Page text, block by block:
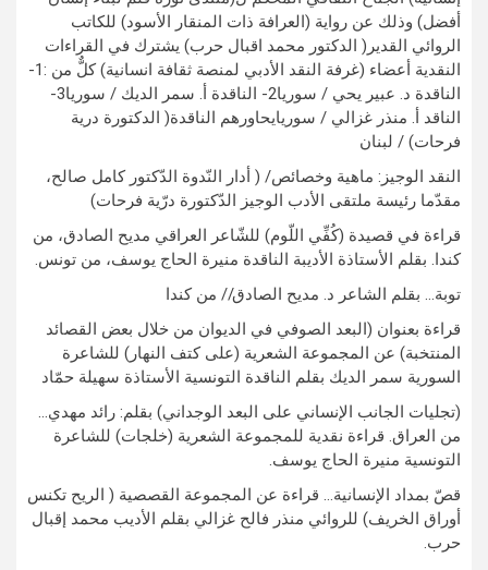
أفضل) وذلك عن رواية (العرافة ذات المنقار الأسود) للكاتب
الروائي القدير( الدكتور محمد اقبال حرب) يشترك في القراءات
النقدية أعضاء (غرفة النقد الأدبي لمنصة ثقافة انسانية) كلٌّ من :1-
الناقدة د. عبير يحي / سوريا2- الناقدة أ. سمر الديك / سوريا3-
الناقد أ. منذر غزالي / سوريايحاورهم الناقدة( الدكتورة درية
فرحات) / لبنان
النقد الوجيز: ماهية وخصائص/ ( أدار النّدوة الدّكتور كامل صالح،
مقدّما رئيسة ملتقى الأدب الوجيز الدّكتورة درّية فرحات)
قراءة في قصيدة (كُفِّي اللّوم) للشّاعر العراقي مديح الصادق، من
كندا. بقلم الأستاذة الأديبة الناقدة منيرة الحاج يوسف، من تونس.
توبة… بقلم الشاعر د. مديح الصادق// من كندا
قراءة بعنوان (البعد الصوفي في الديوان من خلال بعض القصائد
المنتخبة) عن المجموعة الشعرية (على كتف النهار) للشاعرة
السورية سمر الديك بقلم الناقدة التونسية الأستاذة سهيلة حمّاد
(تجليات الجانب الإنساني على البعد الوجداني) بقلم: رائد مهدي…
من العراق. قراءة نقدية للمجموعة الشعرية (خلجات) للشاعرة
التونسية منيرة الحاج يوسف.
قصّ بمداد الإنسانية… قراءة عن المجموعة القصصية ( الريح تكنس
أوراق الخريف) للروائي منذر فالح غزالي بقلم الأديب محمد إقبال
حرب.